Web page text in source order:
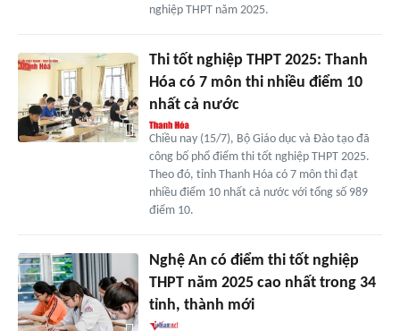
nghiệp THPT năm 2025.
Thi tốt nghiệp THPT 2025: Thanh
Hóa có 7 môn thi nhiều điểm 10
nhất cả nước
Chiều nay (15/7), Bộ Giáo dục và Đào tạo đã
công bố phổ điểm thi tốt nghiệp THPT 2025.
Theo đó, tỉnh Thanh Hóa có 7 môn thi đạt
nhiều điểm 10 nhất cả nước với tổng số 989
điểm 10.
Nghệ An có điểm thi tốt nghiệp
THPT năm 2025 cao nhất trong 34
tỉnh, thành mới